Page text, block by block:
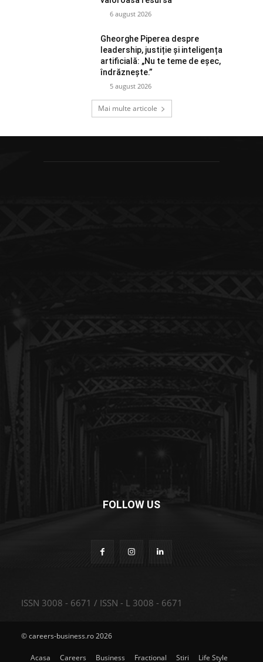
6 august 2026
Gheorghe Piperea despre
leadership, justiție și inteligența
artificială: „Nu te teme de eșec,
îndrăznește.”
5 august 2026
Mai multe articole
FOLLOW US
ISSN 3008 - 6671 / ISSN - L 3008 - 6671
© careers-business.ro 2026
Acasa Careers Business Fractional Stiri Life Style